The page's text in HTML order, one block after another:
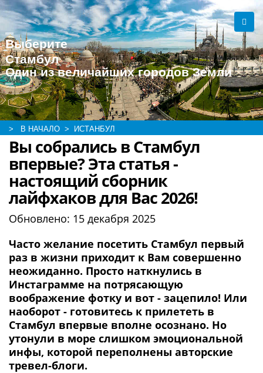
Выберите
Стамбул
Один из величайших городов Земли
> В НАЧАЛО > ИСТАНБУЛ
Вы собрались в Стамбул
впервые? Эта статья -
настоящий сборник
лайфхаков для Вас 2026!
Обновлено: 15 декабря 2025
Часто желание посетить Стамбул первый
раз в жизни приходит к Вам совершенно
неожиданно. Просто наткнулись в
Инстаграмме на потрясающую
воображение фотку и вот - зацепило! Или
наоборот - готовитесь к прилететь в
Стамбул впервые вполне осознано. Но
утонули в море слишком эмоциональной
инфы, которой переполнены авторские
тревел-блоги.